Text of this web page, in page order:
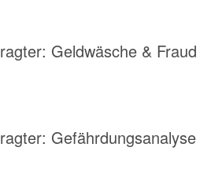
Geldwäsche & Fraud
Gefährdungsanalyse